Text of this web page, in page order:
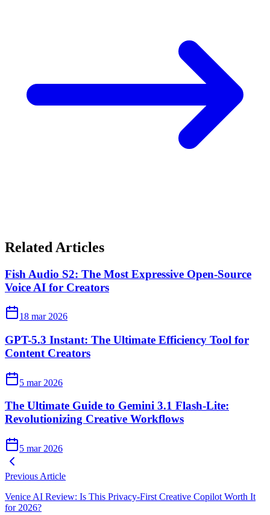
Related Articles
Fish Audio S2: The Most Expressive Open-Source
Voice AI for Creators
18 mar 2026
GPT-5.3 Instant: The Ultimate Efficiency Tool for
Content Creators
5 mar 2026
The Ultimate Guide to Gemini 3.1 Flash-Lite:
Revolutionizing Creative Workflows
5 mar 2026
Previous Article
Venice AI Review: Is This Privacy-First Creative Copilot Worth It
for 2026?